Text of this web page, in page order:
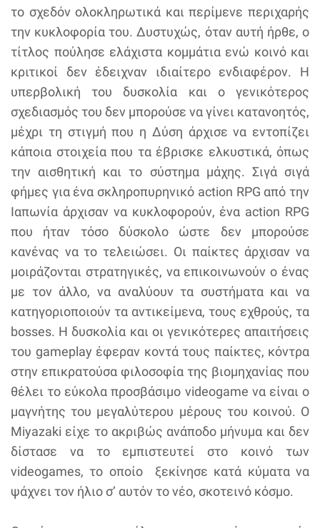
το σχεδόν ολοκληρωτικά και περίμενε περιχαρής
την κυκλοφορία του. Δυστυχώς, όταν αυτή ήρθε, ο
τίτλος πούλησε ελάχιστα κομμάτια ενώ κοινό και
κριτικοί δεν έδειχναν ιδιαίτερο ενδιαφέρον. Η
υπερβολική του δυσκολία και ο γενικότερος
σχεδιασμός του δεν μπορούσε να γίνει κατανοητός,
μέχρι τη στιγμή που η Δύση άρχισε να εντοπίζει
κάποια στοιχεία που τα έβρισκε ελκυστικά, όπως
την αισθητική και το σύστημα μάχης. Σιγά σιγά
φήμες για ένα σκληροπυρηνικό action RPG από την
Ιαπωνία άρχισαν να κυκλοφορούν, ένα action RPG
που ήταν τόσο δύσκολο ώστε δεν μπορούσε
κανένας να το τελειώσει. Οι παίκτες άρχισαν να
μοιράζονται στρατηγικές, να επικοινωνούν ο ένας
με τον άλλο, να αναλύουν τα συστήματα και να
κατηγοριοποιούν τα αντικείμενα, τους εχθρούς, τα
bosses. Η δυσκολία και οι γενικότερες απαιτήσεις
του gameplay έφεραν κοντά τους παίκτες, κόντρα
στην επικρατούσα φιλοσοφία της βιομηχανίας που
θέλει το εύκολα προσβάσιμο videogame να είναι ο
μαγνήτης του μεγαλύτερου μέρους του κοινού. Ο
Miyazaki είχε το ακριβώς ανάποδο μήνυμα και δεν
δίστασε να το εμπιστευτεί στο κοινό των
videogames, το οποίο ξεκίνησε κατά κύματα να
ψάχνει τον ήλιο σ’ αυτόν το νέο, σκοτεινό κόσμο.